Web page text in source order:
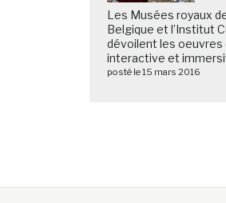
Les Musées royaux
Belgique et l’Institut
dévoilent les oeuvres
interactive et
posté le 15 mars 2016